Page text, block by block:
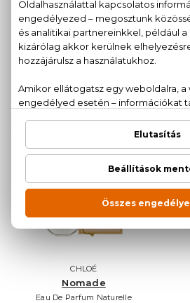
CHLOÉ
Eau De Parfum
Mini 5 ml
5.740 Ft
CHLOÉ
Nomade
Eau De Parfum Naturelle